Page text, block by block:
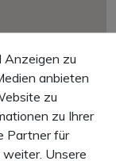
Anzeigen zu
anbieten
zu
zu Ihrer
Partner für
Unsere